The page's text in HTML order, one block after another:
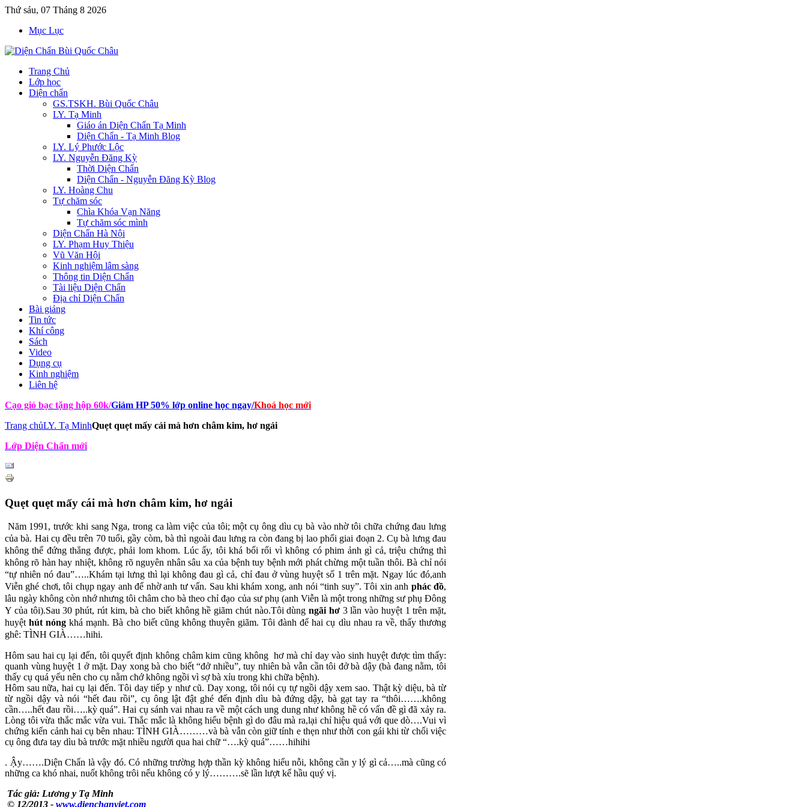
Thứ sáu, 07 Tháng 8 2026
Mục Lục
Trang Chủ
Lớp học
Diện chẩn
GS.TSKH. Bùi Quốc Châu
LY. Tạ Minh
Giáo án Diện Chẩn Tạ Minh
Diện Chẩn - Tạ Minh Blog
LY. Lý Phước Lộc
LY. Nguyễn Đăng Kỳ
Thời Diện Chẩn
Diện Chẩn - Nguyễn Đăng Kỳ Blog
LY. Hoàng Chu
Tự chăm sóc
Chìa Khóa Vạn Năng
Tự chăm sóc mình
Diện Chẩn Hà Nội
LY. Phạm Huy Thiệu
Vũ Văn Hội
Kinh nghiệm lâm sàng
Thông tin Diện Chẩn
Tài liệu Diện Chẩn
Địa chỉ Diện Chẩn
Bài giảng
Tin tức
Khí công
Sách
Video
Dụng cụ
Kinh nghiệm
Liên hệ
Cạo gió bạc tặng hộp 60k/Giảm HP 50% lớp online học ngay/Khoá học mới
Trang chủLY. Tạ MinhQuẹt quẹt mấy cái mà hơn châm kim, hơ ngải
Lớp Diện Chẩn mới
Quẹt quẹt mấy cái mà hơn châm kim, hơ ngải
Năm 1991, trước khi sang Nga, trong ca làm việc của tôi; một cụ ông dìu cụ bà vào nhờ tôi chữa chứng đau lưng
của bà. Hai cụ đều trên 70 tuổi, gầy còm, bà thì ngoài đau lưng ra còn đang bị lao phổi giai đoạn 2. Cụ bà lưng đau
không thể đứng thẳng được, phải lom khom. Lúc ấy, tôi khá bối rối vì không có phim ảnh gì cả, triệu chứng thì
không rõ hàn hay nhiệt, không rõ nguyên nhân sâu xa của bệnh tuy bệnh mới phát chừng một tuần thôi. Bà chỉ nói
“tự nhiên nó đau”…..Khám tại lưng thì lại không đau gì cả, chỉ đau ở vùng huyệt số 1 trên mặt. Ngay lúc đó,anh
Viễn ghé chơi, tôi chụp ngay anh để nhờ anh tư vấn. Sau khi khám xong, anh nói “tinh suy”. Tôi xin anh phác đồ,
lâu ngày không còn nhớ nhưng tôi châm cho bà theo chỉ đạo của sư phụ (anh Viễn là một trong những sư phụ Đông
Y của tôi).Sau 30 phút, rút kim, bà cho biết không hề giãm chút nào.Tôi dùng ngãi hơ3 lần vào huyệt 1 trên mặt,
huyệthút nóng khá mạnh. Bà cho biết cũng không thuyên giãm. Tôi đành để hai cụ dìu nhau ra về, thấy thương
ghê: TÌNH GIÀ……hihi.
Hôm sau hai cụ lại đến, tôi quyết định không châm kim cũng không hơ mà chỉ day vào sinh huyệt được tìm thấy:
quanh vùng huyệt 1 ở mặt. Day xong bà cho biết “đở nhiều”, tuy nhiên bà vẫn cần tôi đở bà dậy (bà đang nằm, tôi
thấy cụ quá yếu nên cho cụ nằm chớ không ngồi vì sợ bà xỉu trong khi chữa bệnh).
Hôm sau nữa, hai cụ lại đến. Tôi day tiếp y như cũ. Day xong, tôi nói cụ tự ngồi dậy xem sao. Thật kỳ diệu, bà từ
từ ngồi dậy và nói “hết đau rồi”, cụ ông lật đật ghé đến định dìu bà đứng dậy, bà gạt tay ra “thôi…….không
cần…..hết đau rồi…..kỳ quá”. Hai cụ sánh vai nhau ra về một cách ung dung như không hề có vấn đề gì đã xảy ra.
Lòng tôi vừa thắc mắc vừa vui. Thắc mắc là không hiểu bệnh gì do đâu mà ra,lại chỉ hiệu quả với que dò….Vui vì
chứng kiến cảnh hai cụ bên nhau: TÌNH GIÀ………và bà vẫn còn giữ tính e thẹn như thời con gái khi từ chối việc
cụ ông đưa tay dìu bà trước mặt nhiều người qua hai chữ “….kỳ quá”……hihihi
. Ậy…….Diện Chẩn là vậy đó. Có những trường hợp thần kỳ không hiểu nỗi, không cần y lý gì cả…..mà cũng có
những ca khó nhai, nuốt không trôi nếu không có y lý……….sẽ lần lượt kể hầu quý vị.
Tác giả: Lương y Tạ Minh
© 12/2013 - www.dienchanviet.com